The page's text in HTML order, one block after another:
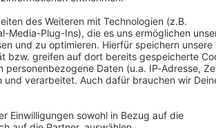
Dafür fehlt beim Röntgen ein
sogar die Arzt-Besuche starkes
Humor. Auch ihre Comedy-Kollegen
Football-Spielern gestoppt. Und
Lisa Feller WERBUNG Hier
und „NotAufnahme“: https://linktr.ee/